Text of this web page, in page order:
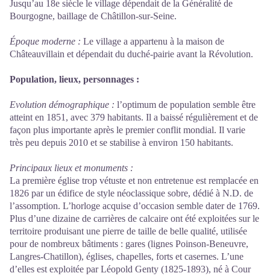
Jusqu’au 18e siècle le village dépendait de la Généralité de
Bourgogne, baillage de Châtillon-sur-Seine.
Époque moderne : Le village a appartenu à la maison de
Châteauvillain et dépendait du duché-pairie avant la Révolution.
Population, lieux, personnages :
Evolution démographique : l’optimum de population semble être
atteint en 1851, avec 379 habitants. Il a baissé régulièrement et de
façon plus importante après le premier conflit mondial. Il varie
très peu depuis 2010 et se stabilise à environ 150 habitants.
Principaux lieux et monuments :
La première église trop vétuste et non entretenue est remplacée en
1826 par un édifice de style néoclassique sobre, dédié à N.D. de
l’assomption. L’horloge acquise d’occasion semble dater de 1769.
Plus d’une dizaine de carrières de calcaire ont été exploitées sur le
territoire produisant une pierre de taille de belle qualité, utilisée
pour de nombreux bâtiments : gares (lignes Poinson-Beneuvre,
Langres-Chatillon), églises, chapelles, forts et casernes. L’une
d’elles est exploitée par Léopold Genty (1825-1893), né à Cour